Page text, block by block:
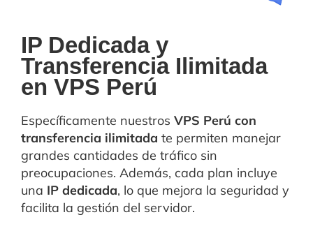
IP Dedicada y
Transferencia Ilimitada
en VPS Perú
Específicamente nuestros VPS Perú con
transferencia ilimitada te permiten manejar
grandes cantidades de tráfico sin
preocupaciones. Además, cada plan incluye
una IP dedicada, lo que mejora la seguridad y
facilita la gestión del servidor.